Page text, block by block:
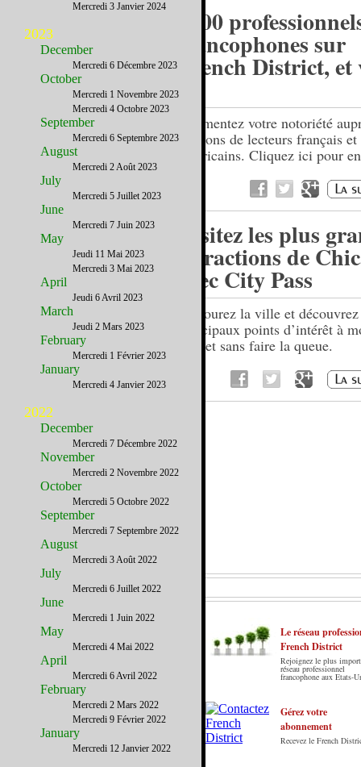
1200
francophones sur
French District, et
?
Augmentez votre notoriété
millions de lecteurs français et
américains. Cliquez ici pour
Visitez les plus
attractions de
avec City Pass
Parcourez la ville et
principaux points d’intérêt à
prix et sans faire la queue.
Le French District est le premier guide sur
internet en Français sur les Etats-Unis. Notre
principe : Le meilleur des Etats-Unis par ceux qui
Le réseau
French District
Rejoignez le plus
réseau professionnel
francophone aux Etats-
Gérez votre
abonnement
Recevez le French
Mercredi 3 Janvier 2024
2023
December
Mercredi 6 Décembre 2023
October
Mercredi 1 Novembre 2023
Mercredi 4 Octobre 2023
September
Mercredi 6 Septembre 2023
August
Mercredi 2 Août 2023
July
Mercredi 5 Juillet 2023
June
Mercredi 7 Juin 2023
May
Jeudi 11 Mai 2023
Mercredi 3 Mai 2023
April
Jeudi 6 Avril 2023
March
Jeudi 2 Mars 2023
February
Mercredi 1 Février 2023
January
Mercredi 4 Janvier 2023
2022
December
Mercredi 7 Décembre 2022
November
Mercredi 2 Novembre 2022
October
Mercredi 5 Octobre 2022
September
Mercredi 7 Septembre 2022
August
Mercredi 3 Août 2022
July
Mercredi 6 Juillet 2022
June
Mercredi 1 Juin 2022
May
Mercredi 4 Mai 2022
April
Mercredi 6 Avril 2022
February
Mercredi 2 Mars 2022
Mercredi 9 Février 2022
January
Mercredi 12 Janvier 2022